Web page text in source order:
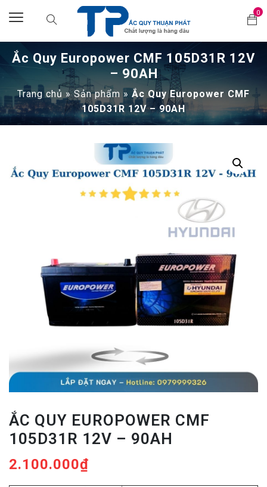
0
Ắc Quy Europower CMF 105D31R 12V
– 90AH
Trang chủ »Sản phẩm » Ắc Quy Europower CMF
105D31R 12V – 90AH
ẮC QUY EUROPOWER CMF
105D31R 12V – 90AH
2.100.000₫